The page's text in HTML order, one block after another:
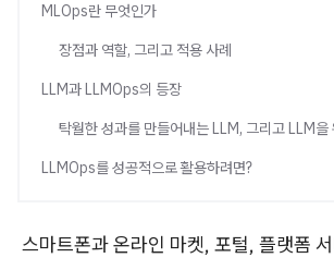
MLOps란 무엇인가
장점과 역할, 그리고 적용 사례
LLM과 LLMOps의 등장
탁월한 성과를 만들어내는 LLM, 그리고 LLM
LLMOps를 성공적으로 활용하려면?
스마트폰과 온라인 마켓, 포털, 플랫폼